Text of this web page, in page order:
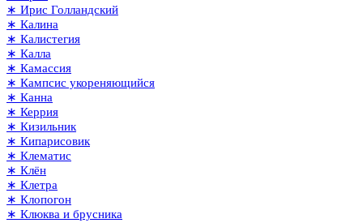
∗ Ирис Голландский
∗ Калина
∗ Калистегия
∗ Калла
∗ Камассия
∗ Кампсис укореняющийся
∗ Канна
∗ Керрия
∗ Кизильник
∗ Кипарисовик
∗ Клематис
∗ Клён
∗ Клетра
∗ Клопогон
∗ Клюква и брусника